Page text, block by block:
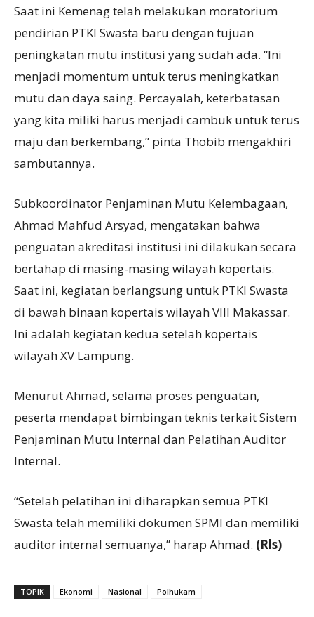
Saat ini Kemenag telah melakukan moratorium
pendirian PTKI Swasta baru dengan tujuan
peningkatan mutu institusi yang sudah ada. “Ini
menjadi momentum untuk terus meningkatkan
mutu dan daya saing. Percayalah, keterbatasan
yang kita miliki harus menjadi cambuk untuk terus
maju dan berkembang,” pinta Thobib mengakhiri
sambutannya.
Subkoordinator Penjaminan Mutu Kelembagaan,
Ahmad Mahfud Arsyad, mengatakan bahwa
penguatan akreditasi institusi ini dilakukan secara
bertahap di masing-masing wilayah kopertais.
Saat ini, kegiatan berlangsung untuk PTKI Swasta
di bawah binaan kopertais wilayah VIII Makassar.
Ini adalah kegiatan kedua setelah kopertais
wilayah XV Lampung.
Menurut Ahmad, selama proses penguatan,
peserta mendapat bimbingan teknis terkait Sistem
Penjaminan Mutu Internal dan Pelatihan Auditor
Internal.
“Setelah pelatihan ini diharapkan semua PTKI
Swasta telah memiliki dokumen SPMI dan memiliki
auditor internal semuanya,” harap Ahmad. (Rls)
TOPIK Ekonomi Nasional Polhukam